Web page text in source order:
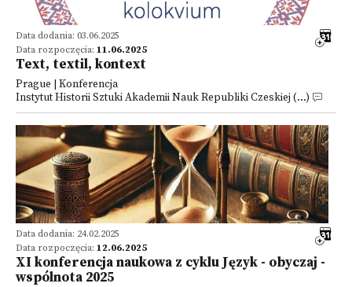
Data dodania: 03.06.2025
Data rozpoczęcia: 11.06.2025
Text, textil, kontext
Prague | Konferencja
Instytut Historii Sztuki Akademii Nauk Republiki Czeskiej (...)
Data dodania: 24.02.2025
Data rozpoczęcia: 12.06.2025
XI konferencja naukowa z cyklu Język - obyczaj -
wspólnota 2025